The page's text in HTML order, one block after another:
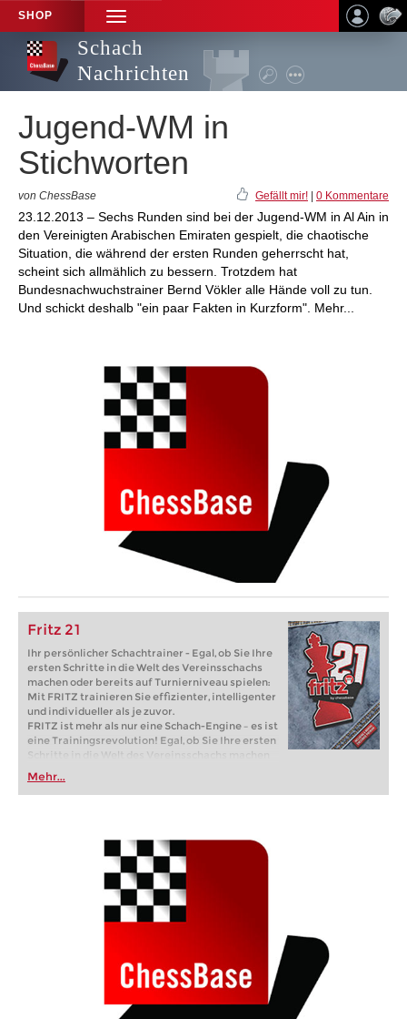
SHOP
TOGGLE
NAVIGATION
Schach
Nachrichten
Jugend-WM in
Stichworten
von ChessBase Gefällt mir! 0 Kommentare
23.12.2013 – Sechs Runden sind bei der Jugend-WM in Al Ain in
den Vereinigten Arabischen Emiraten gespielt, die chaotische
Situation, die während der ersten Runden geherrscht hat,
scheint sich allmählich zu bessern. Trotzdem hat
Bundesnachwuchstrainer Bernd Vökler alle Hände voll zu tun.
Und schickt deshalb "ein paar Fakten in Kurzform". Mehr...
Fritz 21
Ihr persönlicher Schachtrainer - Egal, ob Sie Ihre
ersten Schritte in die Welt des Vereinsschachs
machen oder bereits auf Turnierniveau spielen:
Mit FRITZ trainieren Sie effizienter, intelligenter
und individueller als je zuvor.
FRITZ ist mehr als nur eine Schach-Engine – es ist
eine Trainingsrevolution! Egal, ob Sie Ihre ersten
Schritte in die Welt des Vereinsschachs machen
oder bereits auf Turnierniveau spielen: Mit
FRITZ trainieren Sie effizienter, intelligenter und
individueller als je zuvor.
Mehr...